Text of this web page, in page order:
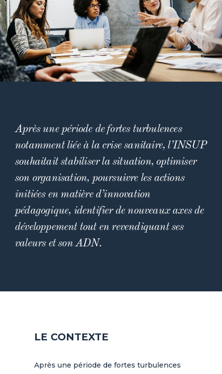
Après une période de fortes turbulences
notamment liée à la crise sanitaire, l’INSUP
souhaitait stabiliser la situation, optimiser
son organisation, poursuivre les actions
initiées en matière d’innovation
pédagogique, identifier de nouveaux axes de
développement tout en revendiquant ses
valeurs et son ADN.
LE CONTEXTE
Après une période de fortes turbulences